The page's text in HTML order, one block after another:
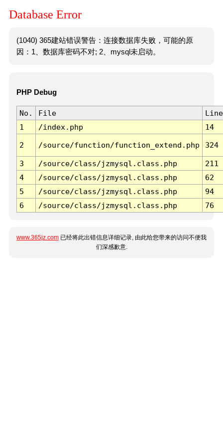
Database Error
(1040) 365建站错误警告：连接数据库失败，可能的原
因：1、数据库密码不对; 2、mysql未启动。
PHP Debug
No. File
Line
1
/index.php 14
2 /source/function/function_extend.php 324
3 /source/class/jzmysql.class.php
211
4
/source/class/jzmysql.class.php
62
5
/source/class/jzmysql.class.php
94
6
/source/class/jzmysql.class.php 76
www.365jz.com 已经将此出错信息详细记录, 由此给您带来的访问不便我
们深感歉意.